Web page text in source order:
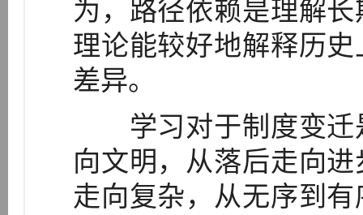
为，路径依赖是理解
理论能较好地解释历
差异。
学习对于制度变迁
向文明，从落后走向
走向复杂，从无序到